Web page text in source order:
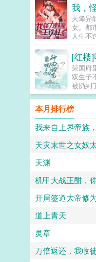
阳光道
线，休
自家的
气...
我，
天降异
女。都
人生不
该死的
地位！
铁柱！
超人？
是，是
个。哦
那个是
过，打
女，猫
穿裤衩
正经超
[红楼
荣国府
双生子
被扔到
盆中牡
长大后
兢，日
子开始
也过得
梭日子
我姓
位靠玄
始皇当
掌准
车祸
一瞬
本月排行榜
我来自上界帝族
天灾末世之女奴
天渊
机甲大战正酣，
开局签道大帝修
道上青天
灵章
万倍返还，我收